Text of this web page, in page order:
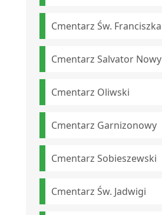
Cmentarz Św. Franciszka
Cmentarz Salvator Nowy
Cmentarz Oliwski
Cmentarz Garnizonowy
Cmentarz Sobieszewski
Cmentarz Św. Jadwigi